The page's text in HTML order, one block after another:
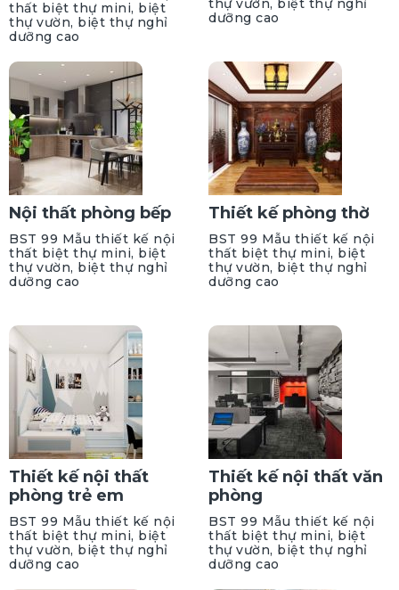
thất biệt thự mini, biệt
thự vườn, biệt thự nghỉ
dưỡng cao
thự vườn, biệt thự nghỉ
dưỡng cao
Nội thất phòng bếp
BST 99 Mẫu thiết kế nội
thất biệt thự mini, biệt
thự vườn, biệt thự nghỉ
dưỡng cao
Thiết kế phòng thờ
BST 99 Mẫu thiết kế nội
thất biệt thự mini, biệt
thự vườn, biệt thự nghỉ
dưỡng cao
Thiết kế nội thất
phòng trẻ em
BST 99 Mẫu thiết kế nội
thất biệt thự mini, biệt
thự vườn, biệt thự nghỉ
dưỡng cao
Thiết kế nội thất văn
phòng
BST 99 Mẫu thiết kế nội
thất biệt thự mini, biệt
thự vườn, biệt thự nghỉ
dưỡng cao